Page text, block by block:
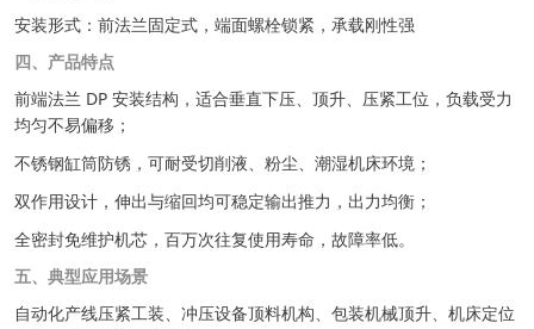
安装形式：前法兰固定式，端面螺栓锁紧，承载刚性强
四、产品特点
前端法兰 DP 安装结构，适合垂直下压、顶升、压紧工位，负载受力
均匀不易偏移；
不锈钢缸筒防锈，可耐受切削液、粉尘、潮湿机床环境；
双作用设计，伸出与缩回均可稳定输出推力，出力均衡；
全密封免维护机芯，百万次往复使用寿命，故障率低。
五、典型应用场景
自动化产线压紧工装、冲压设备顶料机构、包装机械顶升、机床定位